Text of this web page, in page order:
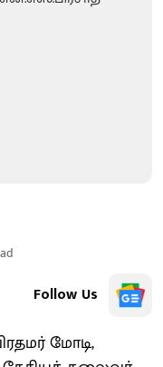
Follow Us
மோடி,